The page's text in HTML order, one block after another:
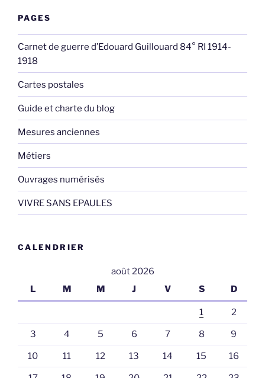
PAGES
Carnet de guerre d’Edouard Guillouard 84° RI 1914-
1918
Cartes postales
Guide et charte du blog
Mesures anciennes
Métiers
Ouvrages numérisés
VIVRE SANS EPAULES
CALENDRIER
août 2026
L
M M J V S D
1 2
3 4 5 6 7 8 9
10 11 12 13 14 15 16